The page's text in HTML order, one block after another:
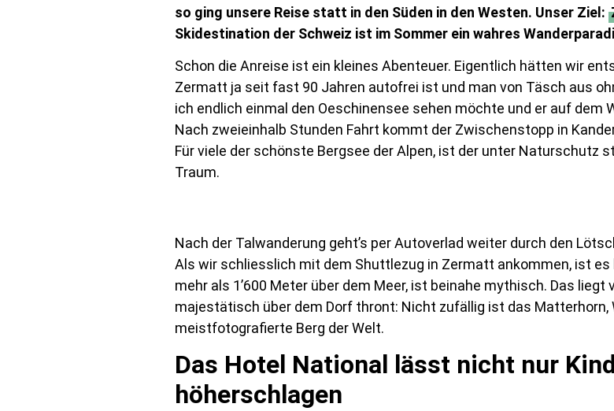
so ging unsere Reise statt in den Süden in den Westen. Unser Ziel:
Skidestination der Schweiz ist im Sommer ein wahres
Schon die Anreise ist ein kleines Abenteuer. Eigentlich hätten wir
Zermatt ja seit fast 90 Jahren autofrei ist und man von Täsch aus
ich endlich einmal den Oeschinensee sehen möchte und er auf dem
Nach zweieinhalb Stunden Fahrt kommt der Zwischenstopp in
Für viele der schönste Bergsee der Alpen, ist der unter Naturschutz
Traum.
Nach der Talwanderung geht’s per Autoverlad weiter durch den
Als wir schliesslich mit dem Shuttlezug in Zermatt ankommen, ist es
mehr als 1’600 Meter über dem Meer, ist beinahe mythisch. Das liegt
majestätisch über dem Dorf thront: Nicht zufällig ist das Matterhorn,
meistfotografierte Berg der Welt.
Das Hotel National lässt nicht nur
höherschlagen